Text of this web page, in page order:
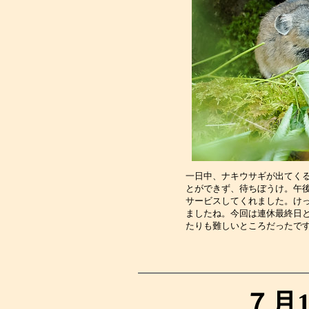
一日中、ナキウサギが出てく
とができず、待ちぼうけ。午
サービスしてくれました。け
ましたね。今回は連休最終日
たりも難しい